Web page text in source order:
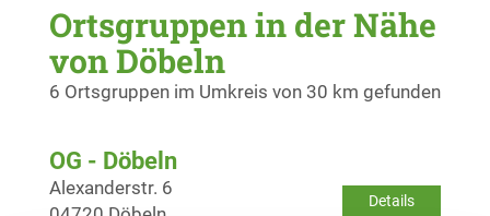
Ortsgruppen in der Nähe
von Döbeln
6 Ortsgruppen im Umkreis von 30 km gefunden
OG - Döbeln
Details
Alexanderstr. 6